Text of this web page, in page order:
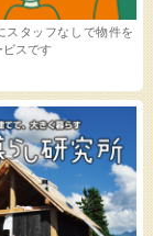
スタッフなしで物件を
ビスです